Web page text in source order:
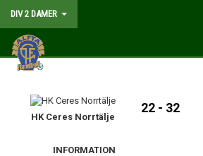
DIV 2 DAMER
HEM
NYHETER
HK Ceres Norrtälje
22 - 32
INFORMATION